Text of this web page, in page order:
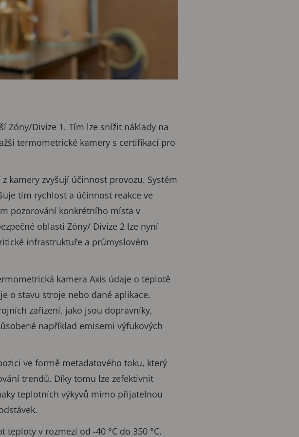
Zóny/Divize 1. Tím lze snížit náklady na
termometrické kamery s certifikací pro
kamery zvyšují účinnost provozu. Systém
tím rychlost a účinnost reakce ve
pozorování konkrétního místa v
oblasti Zóny/ Divize 2 lze nyní
infrastruktuře a průmyslovém
kamera Axis údaje o teplotě
o stavu stroje nebo dané aplikace.
zařízení, jako jsou dopravníky,
například emisemi výfukových
ve formě metadatového toku, který
trendů. Díky tomu lze zefektivnit
teplotních výkyvů mimo přijatelnou
teploty v rozmezí od -40 °C do 350 °C.